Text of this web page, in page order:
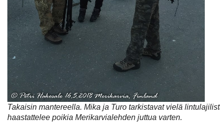
Takaisin mantereella. Mika ja Turo tarkistavat vielä
haastattelee poikia Merikarvialehden juttua varten.